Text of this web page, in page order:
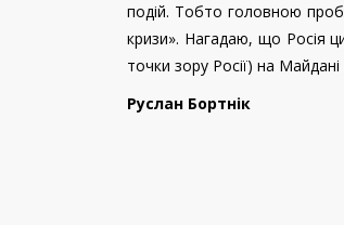
подій. Тобто головною
кризи». Нагадаю, що Росія
точки зору Росії) на
Руслан Бортнік